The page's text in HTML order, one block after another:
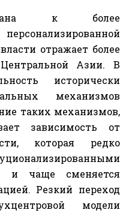
к более
отражает более
Азии. В
исторически
механизмов
таких механизмов,
зависимость от
которая редко
и чаще сменяется
Резкий переход
модели